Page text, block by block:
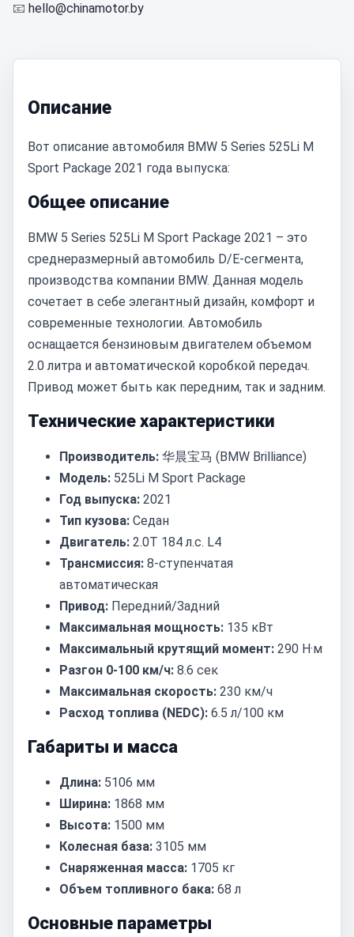
📧 hello@chinamotor.by
Описание
Вот описание автомобиля BMW 5 Series 525Li M
Sport Package 2021 года выпуска:
Общее описание
BMW 5 Series 525Li M Sport Package 2021 – это
среднеразмерный автомобиль D/E-сегмента,
производства компании BMW. Данная модель
сочетает в себе элегантный дизайн, комфорт и
современные технологии. Автомобиль
оснащается бензиновым двигателем объемом
2.0 литра и автоматической коробкой передач.
Привод может быть как передним, так и задним.
Технические характеристики
Производитель: 华晨宝马 (BMW Brilliance)
Модель: 525Li M Sport Package
Год выпуска: 2021
Тип кузова: Седан
Двигатель: 2.0T 184 л.с. L4
Трансмиссия: 8-ступенчатая
автоматическая
Привод: Передний/Задний
Максимальная мощность: 135 кВт
Максимальный крутящий момент: 290 Н·м
Разгон 0-100 км/ч: 8.6 сек
Максимальная скорость: 230 км/ч
Расход топлива (NEDC): 6.5 л/100 км
Габариты и масса
Длина: 5106 мм
Ширина: 1868 мм
Высота: 1500 мм
Колесная база: 3105 мм
Снаряженная масса: 1705 кг
Объем топливного бака: 68 л
Основные параметры